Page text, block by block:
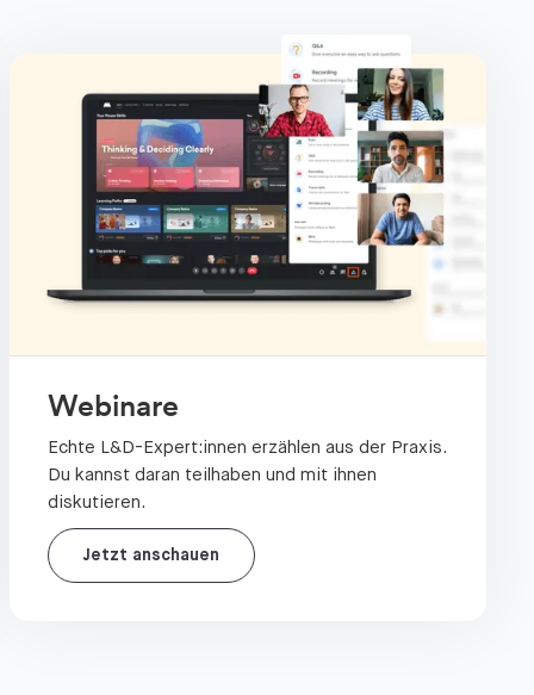
Webinare
Echte L&D-Expert:innen erzählen aus der Praxis.
Du kannst daran teilhaben und mit ihnen
diskutieren.
Jetzt anschauen